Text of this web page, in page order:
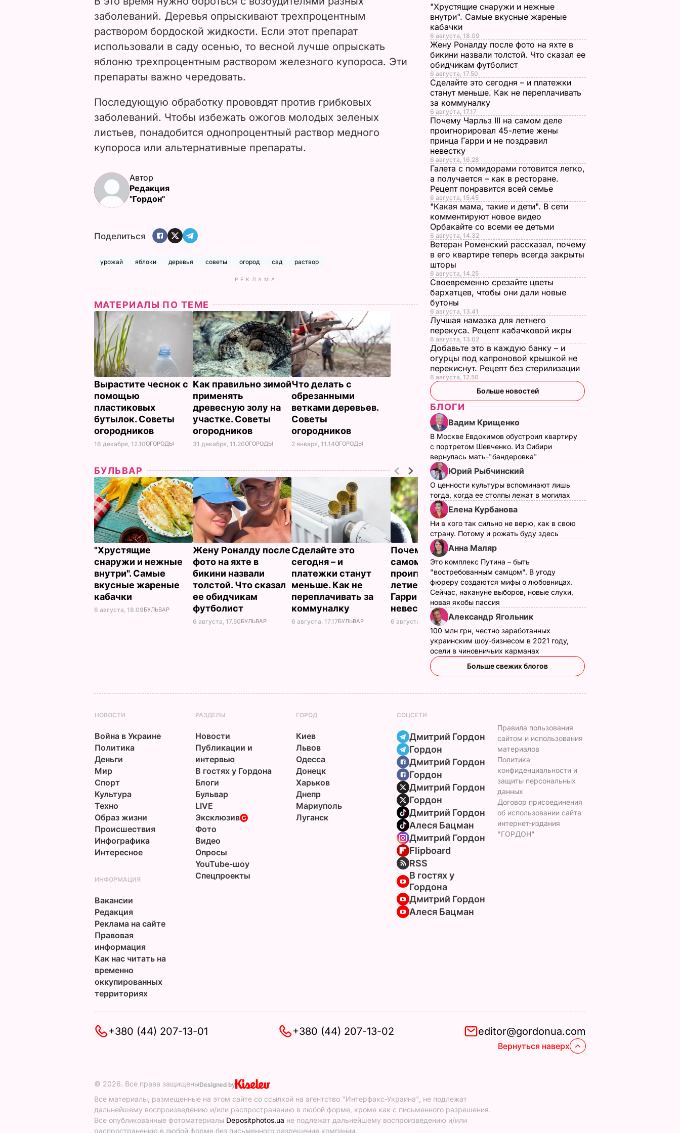
i
d
e
заболеваний. Деревья опрыскивают трехпроцентным
раствором бордоской жидкости. Если этот препарат
использовали в саду осенью, то весной лучше опрыскать
яблоню трехпроцентным раствором железного купороса. Эти
препараты важно чередовать.
Последующую обработку прововдят против грибковых
заболеваний. Чтобы избежать ожогов молодых зеленых
листьев, понадобится однопроцентный раствор медного
купороса или альтернативные препараты.
Автор
Редакция
"Гордон"
Поделиться
урожай яблоки деревья советы огород сад раствор
РЕКЛАМА
МАТЕРИАЛЫ ПО ТЕМЕ
Вырастите чеснок с
помощью
пластиковых
бутылок. Советы
огородников
16 декабря, 12.10ОГОРОДЫ
Как правильно зимой
применять
древесную золу на
участке. Советы
огородников
31 декабря, 11.20ОГОРОДЫ
Что делать с
обрезанными
ветками деревьев.
Советы
огородников
2 января, 11.14ОГОРОДЫ
БУЛЬВАР
"Хрустящие
снаружи и нежные
внутри". Самые
вкусные жареные
кабачки
6 августа, 18.09БУЛЬВАР
Жену Роналду после
фото на яхте в
бикини назвали
толстой. Что сказал
ее обидчикам
футболист
6 августа, 17.50БУЛЬВАР
Сделайте это
сегодня – и
платежки станут
меньше. Как не
переплачивать за
коммуналку
6 августа, 17.17БУЛЬВАР
Почему Чарльз III на
самом деле
проигнорировал 45-
летие жены принца
Гарри и не поздравил
невестку
6 августа, 16.28БУЛЬВАР
Галета с
помидорами
готовится легко, а
получается – как в
ресторане. Рецепт
понравится всей
семье
6 августа, 15.45БУЛЬВАР
"Хрустящие снаружи и нежные
внутри". Самые вкусные жареные
кабачки
6 августа, 18.09
Жену Роналду после фото на яхте в
бикини назвали толстой. Что сказал ее
обидчикам футболист
6 августа, 17.50
Сделайте это сегодня – и платежки
станут меньше. Как не переплачивать
за коммуналку
6 августа, 17.17
Почему Чарльз III на самом деле
проигнорировал 45-летие жены
принца Гарри и не поздравил
невестку
6 августа, 16.28
Галета с помидорами готовится легко,
а получается – как в ресторане.
Рецепт понравится всей семье
6 августа, 15.45
"Какая мама, такие и дети". В сети
комментируют новое видео
Орбакайте со всеми ее детьми
6 августа, 14.32
Ветеран Роменский рассказал, почему
в его квартире теперь всегда закрыты
шторы
6 августа, 14.25
Своевременно срезайте цветы
бархатцев, чтобы они дали новые
бутоны
6 августа, 13.41
Лучшая намазка для летнего
перекуса. Рецепт кабачковой икры
6 августа, 13.02
Добавьте это в каждую банку – и
огурцы под капроновой крышкой не
перекиснут. Рецепт без стерилизации
6 августа, 12.50
Больше новостей
БЛОГИ
Вадим Крищенко
В Москве Евдокимов обустроил квартиру
с портретом Шевченко. Из Сибири
вернулась мать-"бандеровка"
Юрий Рыбчинский
О ценности культуры вспоминают лишь
тогда, когда ее столпы лежат в могилах
Елена Курбанова
Ни в кого так сильно не верю, как в свою
страну. Потому и рожать буду здесь
Анна Маляр
Это комплекс Путина – быть
"востребованным самцом". В угоду
фюреру создаются мифы о любовницах.
Сейчас, накануне выборов, новые слухи,
новая якобы пассия
Александр Ягольник
100 млн грн, честно заработанных
украинским шоу-бизнесом в 2021 году,
осели в чиновничьих карманах
Больше свежих блогов
НОВОСТИ
Война в Украине
Политика
Деньги
Мир
Спорт
Культура
Техно
Образ жизни
Происшествия
Инфографика
Интересное
РАЗДЕЛЫ
Новости
Публикации и
интервью
В гостях у Гордона
Блоги
Бульвар
LIVE
Эксклюзив
Фото
Видео
Опросы
YouTube-шоу
Спецпроекты
ГОРОД
Киев
Львов
Одесса
Донецк
Харьков
Днепр
Мариуполь
Луганск
СОЦСЕТИ
Дмитрий Гордон
Гордон
Дмитрий Гордон
Гордон
Дмитрий Гордон
Гордон
Дмитрий Гордон
Алеся Бацман
Дмитрий Гордон
Flipboard
RSS
В гостях у
Гордона
Дмитрий Гордон
Алеся Бацман
ИНФОРМАЦИЯ
Вакансии
Редакция
Реклама на сайте
Правовая
информация
Как нас читать на
временно
оккупированных
территориях
Правила пользования
сайтом и использования
материалов
Политика
конфиденциальности и
защиты персональных
данных
Договор присоединения
об использовании сайта
интернет-издания
"ГОРДОН"
+380 (44) 207-13-01 +380 (44) 207-13-02 editor@gordonua.com
Вернуться наверх
© 2026. Все права защищеныDesigned by
Все материалы, размещенные на этом сайте со ссылкой на агентство "Интерфакс-Украина", не подлежат
дальнейшему воспроизведению и/или распространению в любой форме, кроме как с письменного разрешения.
Все опубликованные фотоматериалы Depositphotos.ua не подлежат дальнейшему воспроизведению и/или
распространению в любой форме без письменного разрешения компании.